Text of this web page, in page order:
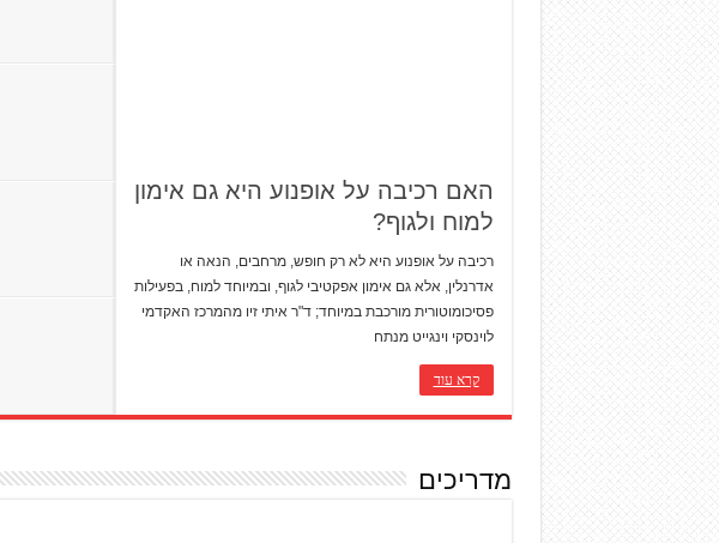
האם רכיבה על אופנוע היא גם אימון
למוח ולגוף?
רכיבה על אופנוע היא לא רק חופש, מרחבים, הנאה או
אדרנלין, אלא גם אימון אפקטיבי לגוף, ובמיוחד למוח, בפעילות
פסיכומוטורית מורכבת במיוחד; ד"ר איתי זיו מהמרכז האקדמי
לוינסקי וינגייט מנתח
קרא עוד
מדריכים